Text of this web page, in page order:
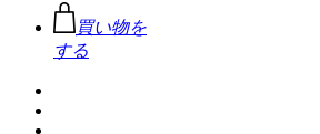
買い物を
する